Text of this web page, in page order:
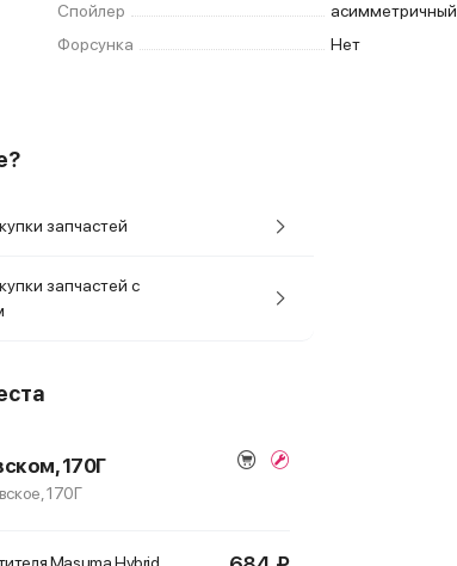
Спойлер
асимметричный
Форсунка
Нет
запчастей
запчастей с
170Г
170Г